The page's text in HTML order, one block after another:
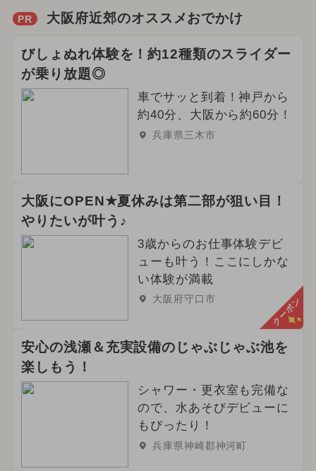
PR 大阪府近郊のオススメおでかけ
びしょぬれ体験を！約12種類のスライダー
が乗り放題◎
車でサッと到着！神戸から
約40分、大阪から約60分！
兵庫県三木市
大阪にOPEN★夏休みは第二部が狙い目！
やりたいが叶う♪
3歳からのお仕事体験デビ
ューも叶う！ここにしかな
い体験が満載
大阪府守口市 クーポン
安心の浅瀬＆充実設備のじゃぶじゃぶ池を
楽しもう！
シャワー・更衣室も完備な
ので、水あそびデビューに
もぴったり！
兵庫県神崎郡神河町